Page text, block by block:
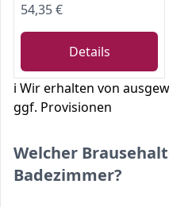
54,35 €
Details
ℹ️ Wir erhalten von
ggf. Provisionen
Welcher
Badezimmer?